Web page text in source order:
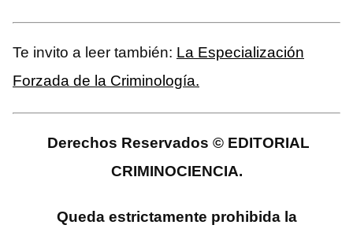
Te invito a leer también: La Especialización
Forzada de la Criminología.
Derechos Reservados © EDITORIAL
CRIMINOCIENCIA.
Queda estrictamente prohibida la